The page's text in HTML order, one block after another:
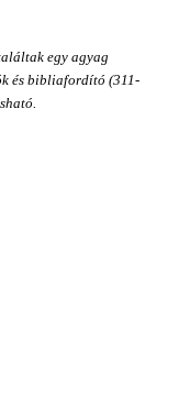
egy agyag
és bibliafordító (311-